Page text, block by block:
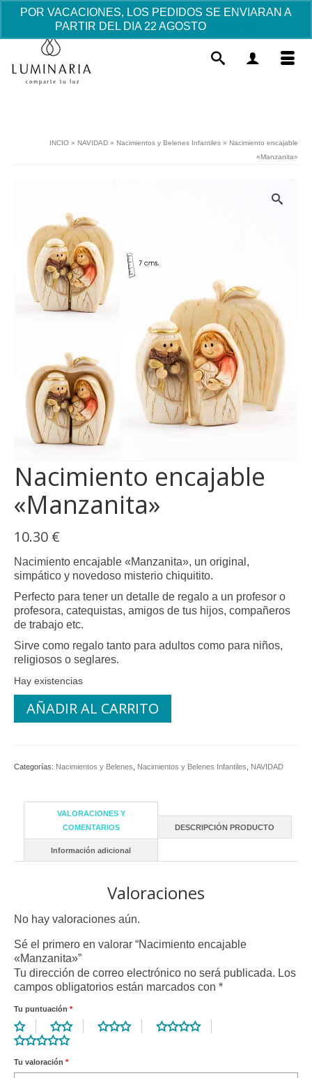
POR VACACIONES, LOS PEDIDOS SE ENVIARAN A
PARTIR DEL DIA 22 AGOSTO
INCIO » NAVIDAD » Nacimientos y Belenes Infantiles » Nacimiento encajable
«Manzanita»
Nacimiento encajable
«Manzanita»
10.30 €
Nacimiento encajable «Manzanita», un original,
simpático y novedoso misterio chiquitito.
Perfecto para tener un detalle de regalo a un profesor o
profesora, catequistas, amigos de tus hijos, compañeros
de trabajo etc.
Sirve como regalo tanto para adultos como para niños,
religiosos o seglares.
Hay existencias
AÑADIR AL CARRITO
Categorías: Nacimientos y Belenes Nacimientos y Belenes Infantiles NAVIDAD
VALORACIONES Y
COMENTARIOS
DESCRIPCIÓN PRODUCTO
Información adicional
Valoraciones
No hay valoraciones aún.
Sé el primero en valorar “Nacimiento encajable
«Manzanita»”
Tu dirección de correo electrónico no será publicada. Los
campos obligatorios están marcados con *
Tu puntuación *
Tu valoración *
53.55